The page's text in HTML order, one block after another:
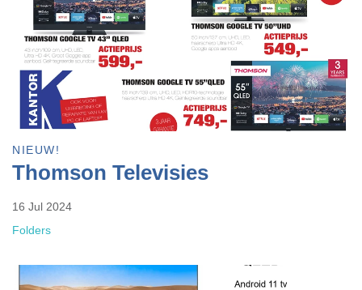
NIEUW!
Thomson Televisies
16 Jul 2024
Folders